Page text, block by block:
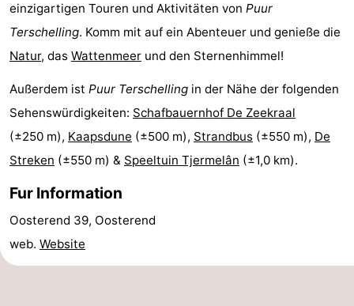
Adressen
Region
Friesland
-
Leeuwarden
Watteninseln
-
Ameland
-
einzigartigen Touren und Aktivitäten von Puur
Terschelling. Komm mit auf ein Abenteuer und genieße die
Natur, das Wattenmeer und den Sternenhimmel!
Außerdem ist Puur Terschelling in der Nähe der folgenden
Sehenswürdigkeiten: Schafbauernhof De Zeekraal
(±250 m), Kaapsdune (±500 m), Strandbus (±550 m), De
Streken (±550 m) & Speeltuin Tjermelân (±1,0 km).
Fur Information
Oosterend 39, Oosterend
web. Website